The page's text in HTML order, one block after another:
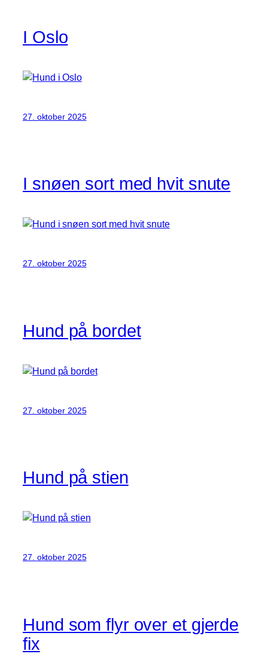
I Oslo
27. oktober 2025
I snøen sort med hvit snute
27. oktober 2025
Hund på bordet
27. oktober 2025
Hund på stien
27. oktober 2025
Hund som flyr over et gjerde
fix